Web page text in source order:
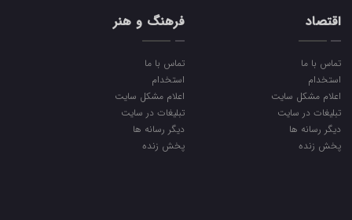
اقتصاد
تماس با ما
استخدام
اعلام مشکل سایت
تبلیغات در سایت
دیگر رسانه ها
پخش زنده
فرهنگ و هنر
تماس با ما
استخدام
اعلام مشکل سایت
تبلیغات در سایت
دیگر رسانه ها
پخش زنده